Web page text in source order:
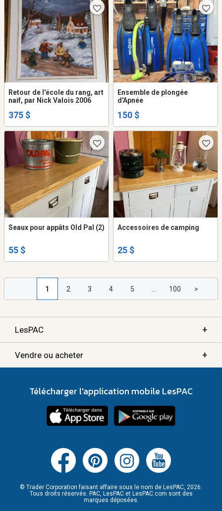
Retour de l'école du rang, art
naif, par Nick Valois 2006
375 $
Ensemble de plongée
d'Apnée
150 $
Seaux pour appâts Old Pal (2)
55 $
Accessoires de camping
25 $
1 2 3 4 5 100 >
LesPAC +
Vendre ou acheter +
Télécharger l'application mobile LesPAC
© Trader Corporation faisant affaire sous le nom de LesPAC, 2026.
Tous droits réservés. PAC, LesPAC et LesPAC.com sont des
marques déposées.